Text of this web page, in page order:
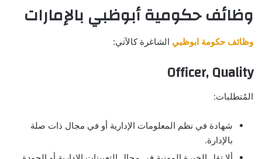
وظائف حكومية أبوظبي بالإمارات
وظائف حكومة ابوظبي الشاغرة كالآتي:
Officer, Quality
المُتطلبات:
شهادة في نظم المعلومات الإدارية أو في مجال ذات صلة
بالإدارة.